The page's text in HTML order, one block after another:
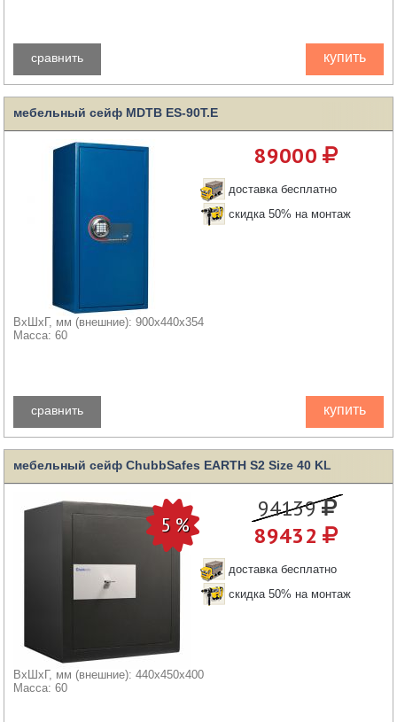
купить
сравнить
мебельный сейф MDTB ES-90Т.Е
89000
доставка бесплатно
скидка 50% на монтаж
ВхШхГ, мм (внешние): 900x440x354
Масса: 60
купить
сравнить
мебельный сейф ChubbSafes EARTH S2 Size 40 KL
94139
89432
доставка бесплатно
скидка 50% на монтаж
ВхШхГ, мм (внешние): 440x450x400
Масса: 60